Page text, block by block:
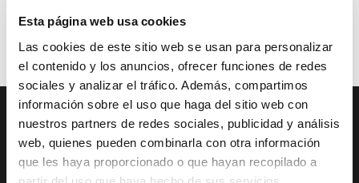
Esta página web usa cookies
Las cookies de este sitio web se usan para personalizar
el contenido y los anuncios, ofrecer funciones de redes
sociales y analizar el tráfico. Además, compartimos
información sobre el uso que haga del sitio web con
nuestros partners de redes sociales, publicidad y análisis
web, quienes pueden combinarla con otra información
que les haya proporcionado o que hayan recopilado a
Hora de salida niños/as: 12:00h
DESCUBRE XÀBIA
Mirador Virtual
QUÉ HACER
Eventos todo el año